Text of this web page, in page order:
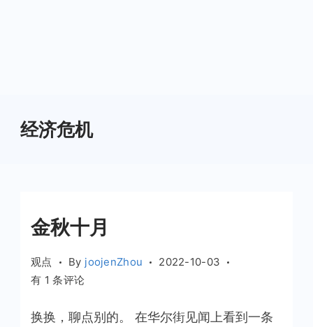
经济危机
金秋十月
观点 By joojenZhou
2022-10-03
金
十
有 1 条评论
换换，聊点别的。 在华尔街见闻上看到一条